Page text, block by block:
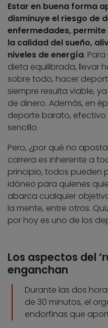
Estar en buena forma
disminuye el riesgo de
enfermedades,
la calidad del sueño,
niveles de energía.
dieta equilibrada, llevar
sobre todo, hacer
siempre resulta viable,
de dinero. Además, en
deporte barato, efectivo
sencillo.
Pero, ¿por qué no
carrera es inherente a
principio, todos pueden
idóneo para quienes
abarca cualquier
la mente, entre otros.
por hoy es uno de los
Los aspectos del
enganchan
Durante las dos
de 30 minutos, el
endorfinas que